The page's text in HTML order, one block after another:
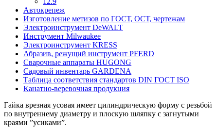
Автокрепеж
Изготовление метизов по ГОСТ, ОСТ, чертежам
Электроинструмент DeWALT
Инструмент Milwaukee
Электроинструмент KRESS
Абразив, режущий инструмент PFERD
Сварочные аппараты HUGONG
Садовый инвентарь GARDENA
Таблица соответствия стандартов DIN ГОСТ ISO
Канатно-веревочная продукция
Гайка врезная усовая имеет цилиндрическую форму с резьбой
по внутреннему диаметру и плоскую шляпку с загнутыми
краями ”усиками”.